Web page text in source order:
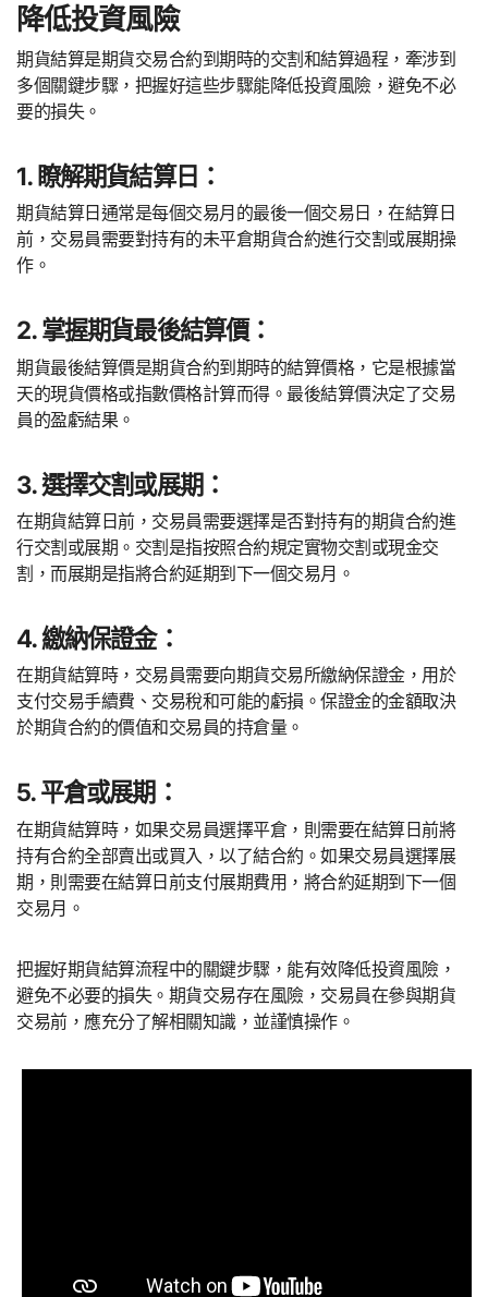
降低投資風險
期貨結算是期貨交易合約到期時的交割和結算過程，牽涉到
多個關鍵步驟，把握好這些步驟能降低投資風險，避免不必
要的損失。
1. 瞭解期貨結算日：
期貨結算日通常是每個交易月的最後一個交易日，在結算日
前，交易員需要對持有的未平倉期貨合約進行交割或展期操
作。
2. 掌握期貨最後結算價：
期貨最後結算價是期貨合約到期時的結算價格，它是根據當
天的現貨價格或指數價格計算而得。最後結算價決定了交易
員的盈虧結果。
3. 選擇交割或展期：
在期貨結算日前，交易員需要選擇是否對持有的期貨合約進
行交割或展期。交割是指按照合約規定實物交割或現金交
割，而展期是指將合約延期到下一個交易月。
4. 繳納保證金：
在期貨結算時，交易員需要向期貨交易所繳納保證金，用於
支付交易手續費、交易稅和可能的虧損。保證金的金額取決
於期貨合約的價值和交易員的持倉量。
5. 平倉或展期：
在期貨結算時，如果交易員選擇平倉，則需要在結算日前將
持有合約全部賣出或買入，以了結合約。如果交易員選擇展
期，則需要在結算日前支付展期費用，將合約延期到下一個
交易月。
把握好期貨結算流程中的關鍵步驟，能有效降低投資風險，
避免不必要的損失。期貨交易存在風險，交易員在參與期貨
交易前，應充分了解相關知識，並謹慎操作。